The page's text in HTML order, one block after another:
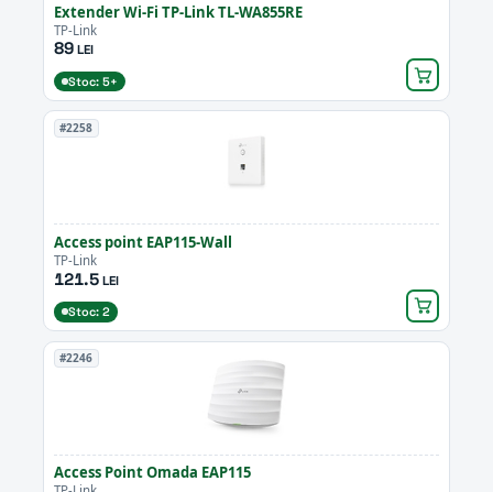
Extender Wi-Fi TP-Link TL-WA855RE
TP-Link
89LEI
Stoc: 5+
#2258
Access point EAP115-Wall
TP-Link
121.5LEI
Stoc: 2
#2246
Access Point Omada EAP115